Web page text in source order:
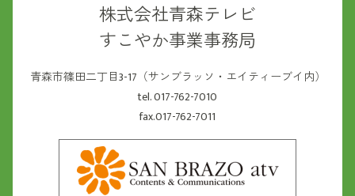
株式会社青森テレビ
すこやか事業事務局
青森市篠田二丁目3-17（サンブラッソ・エイティーブイ内）
tel. 017-762-7010
fax.017-762-7011